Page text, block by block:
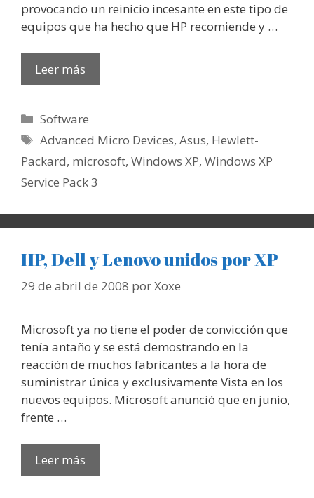
provocando un reinicio incesante en este tipo de
equipos que ha hecho que HP recomiende y …
Leer más
Categorías
Software
Etiquetas
Advanced Micro Devices,Asus, Hewlett-
Packard, microsoft, Windows XP, Windows XP
Service Pack 3
HP, Dell y Lenovo unidos por XP
29 de abril de 2008 porXoxe
Microsoft ya no tiene el poder de convicción que
tenía antaño y se está demostrando en la
reacción de muchos fabricantes a la hora de
suministrar única y exclusivamente Vista en los
nuevos equipos. Microsoft anunció que en junio,
frente …
Leer más